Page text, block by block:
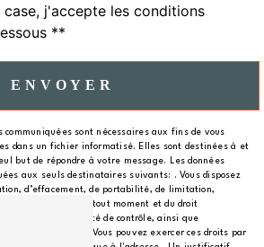
j'accepte les conditions
**
ENVOYER
communiquées sont nécessaires aux fins de vous
dans un fichier informatisé. Elles sont destinées à et
but de répondre à votre message. Les données
aux seuls destinataires suivants: . Vous disposez
d’effacement, de portabilité, de limitation,
consentement à tout moment et du droit
auprès d’une autorité de contrôle, ainsi que
post-mortem. Vous pouvez exercer ces droits par